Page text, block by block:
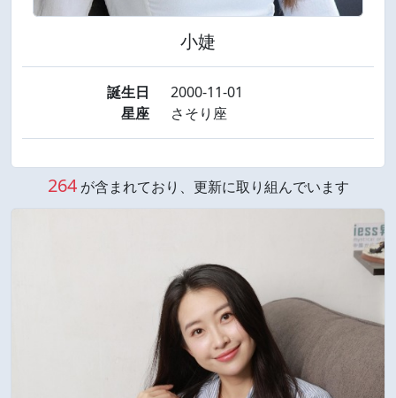
小婕
誕生日
2000-11-01
星座
さそり座
264が含まれており、更新に取り組んでいます